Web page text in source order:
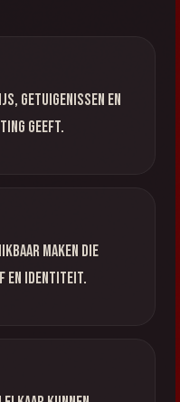
getuigenissen en
geeft.
maken die
en identiteit.